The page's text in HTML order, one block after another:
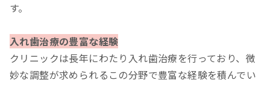
す。
入れ歯治療の豊富な経験
クリニックは長年にわたり入れ歯治療を行っており、微
妙な調整が求められるこの分野で豊富な経験を積んでい